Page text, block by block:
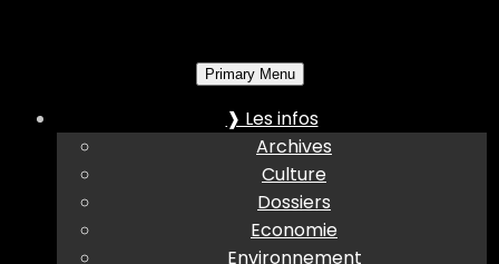
Primary Menu
❱ Les infos
Archives
Culture
Dossiers
Economie
Environnement